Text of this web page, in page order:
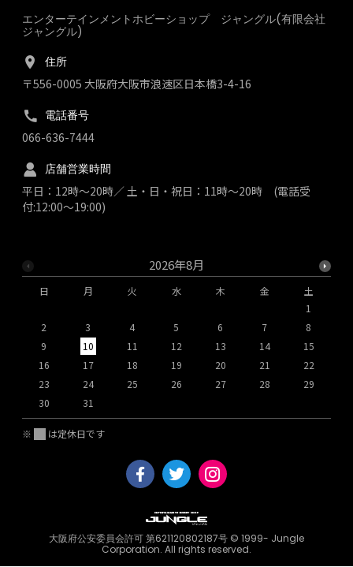
2026年8月
日 月 火 水 木 金
土
1
2
3 4 5 6 7
8
9
10 11 12 13 14
15
16
17 18 19 20 21
22
23
24 25 26 27 28
29
30
31
※ は定休日です
エンターテインメントホビーショップ ジャングル(有限会社
ジャングル)
住所
〒556-0005 大阪府大阪市浪速区日本橋3-4-16
電話番号
066-636-7444
店舗営業時間
平日：12時～20時／ 土・日・祝日：11時～20時 (電話受
付:12:00～19:00)
大阪府公安委員会許可 第621120802187号 © 1999- Jungle
Corporation. All rights reserved.